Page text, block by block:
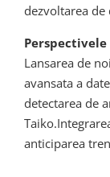
dezvoltarea
Lansarea de
avansata a
detectarea de
anticiparea